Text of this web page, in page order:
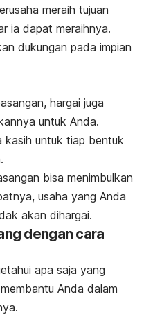
meraih tujuan
ia dapat meraihnya.
dukungan pada impian
hargai juga
untuk Anda.
kasih untuk tiap bentuk
bisa menimbulkan
usaha yang Anda
akan dihargai.
dengan cara
apa saja yang
Anda dalam